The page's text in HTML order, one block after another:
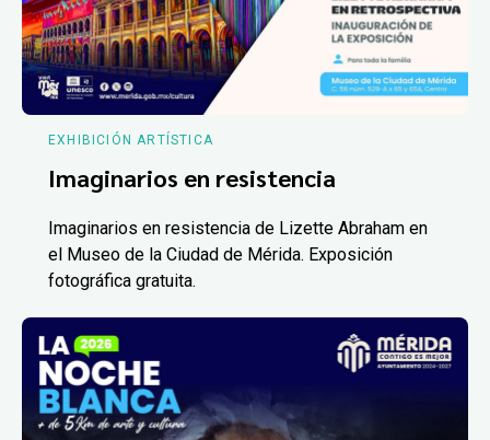
EXHIBICIÓN ARTÍSTICA
Imaginarios en resistencia
Imaginarios en resistencia de Lizette Abraham en
el Museo de la Ciudad de Mérida. Exposición
fotográfica gratuita.